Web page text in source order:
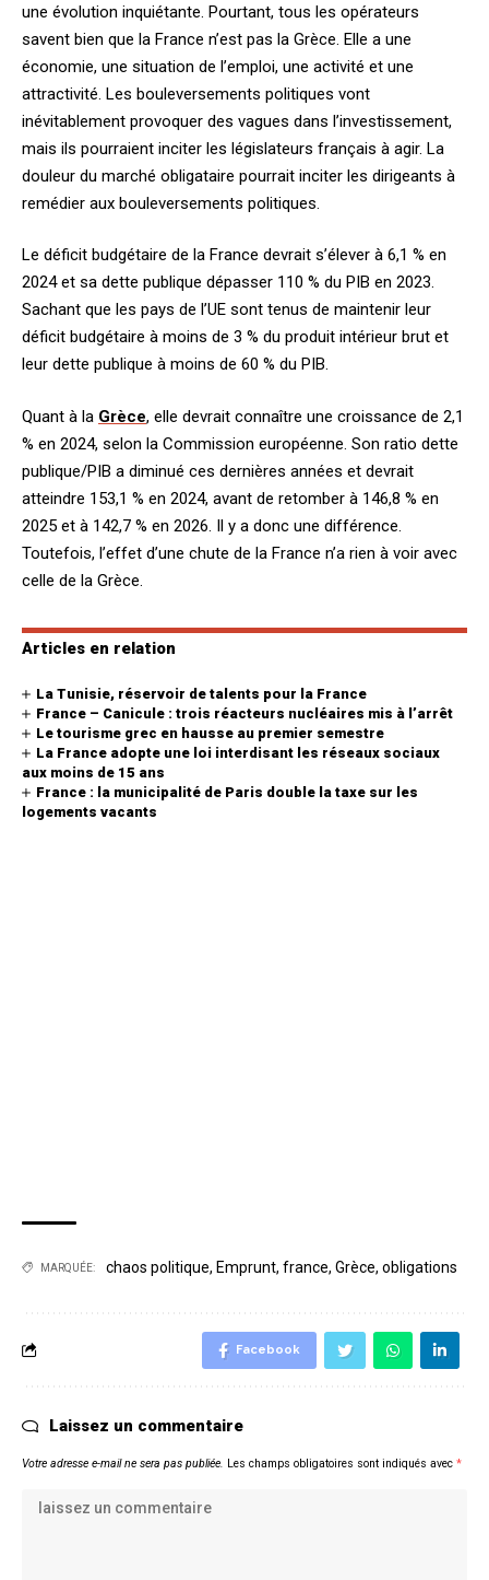
une évolution inquiétante. Pourtant, tous les opérateurs
savent bien que la France n’est pas la Grèce. Elle a une
économie, une situation de l’emploi, une activité et une
attractivité. Les bouleversements politiques vont
inévitablement provoquer des vagues dans l’investissement,
mais ils pourraient inciter les législateurs français à agir. La
douleur du marché obligataire pourrait inciter les dirigeants à
remédier aux bouleversements politiques.
Le déficit budgétaire de la France devrait s’élever à 6,1 % en
2024 et sa dette publique dépasser 110 % du PIB en 2023.
Sachant que les pays de l’UE sont tenus de maintenir leur
déficit budgétaire à moins de 3 % du produit intérieur brut et
leur dette publique à moins de 60 % du PIB.
Quant à la Grèce, elle devrait connaître une croissance de 2,1
% en 2024, selon la Commission européenne. Son ratio dette
publique/PIB a diminué ces dernières années et devrait
atteindre 153,1 % en 2024, avant de retomber à 146,8 % en
2025 et à 142,7 % en 2026. Il y a donc une différence.
Toutefois, l’effet d’une chute de la France n’a rien à voir avec
celle de la Grèce.
Articles en relation
La Tunisie, réservoir de talents pour la France
France – Canicule : trois réacteurs nucléaires mis à l’arrêt
Le tourisme grec en hausse au premier semestre
La France adopte une loi interdisant les réseaux sociaux
aux moins de 15 ans
France : la municipalité de Paris double la taxe sur les
logements vacants
MARQUÉE: chaos politique, Emprunt, france, Grèce, obligations
Facebook
Laissez un commentaire
Votre adresse e-mail ne sera pas publiée. Les champs obligatoires sont indiqués avec *